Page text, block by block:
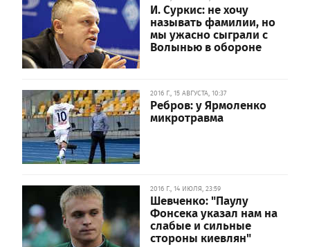
И. Суркис: не хочу
называть фамилии, но
мы ужасно сыграли с
Волынью в обороне
2016 Г., 15 АВГУСТА, 10:37
Ребров: у Ярмоленко
микротравма
2016 Г., 14 ИЮЛЯ, 23:59
Шевченко: "Паулу
Фонсека указал нам на
слабые и сильные
стороны киевлян"